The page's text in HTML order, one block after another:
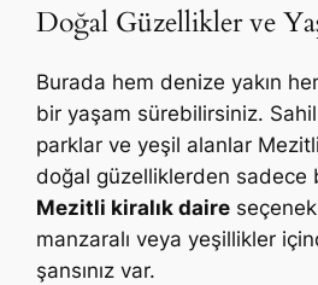
Doğal Güzellikler ve
Burada hem denize yakın
bir yaşam sürebilirsiniz.
parklar ve yeşil alanlar
doğal güzelliklerden sadece
Mezitli kiralık daire
manzaralı veya yeşillikler
şansınız var.